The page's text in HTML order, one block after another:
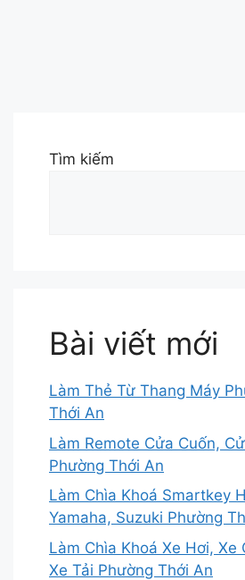
Tìm kiếm
Bài viết mới
Làm Thẻ Từ Thang Máy
Thới An
Làm Remote Cửa Cuốn,
Phường Thới An
Làm Chìa Khoá Smartkey
Yamaha, Suzuki Phường
Làm Chìa Khoá Xe Hơi, Xe
Xe Tải Phường Thới An